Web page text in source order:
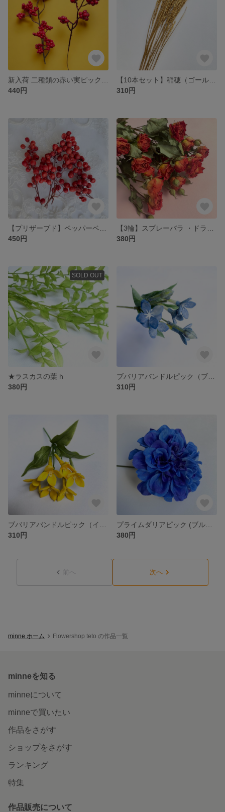
440円
310円
450円
380円
SOLD OUT
★ラスカスの葉 h
380円
310円
310円
380円
前へ 次へ
minne ホーム Flowershop teto の作品一覧
minneを知る
minneについて
minneで買いたい
作品をさがす
ショップをさがす
ランキング
特集
作品販売について